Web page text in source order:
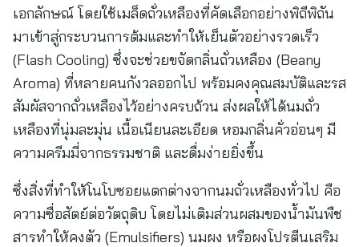
เอกลักษณ์ โดยใช้เมล็ดถั่วเหลืองที่คัดเลือกอย่างพิถีพิถัน
มาเข้าสู่กระบวนการต้มและทำให้เย็นตัวอย่างรวดเร็ว
(Flash Cooling) ซึ่งจะช่วยขจัดกลิ่นถั่วเหลือง (Beany
Aroma) ที่หลายคนกังวลออกไป พร้อมคงคุณสมบัติและรส
สัมผัสจากถั่วเหลืองไว้อย่างครบถ้วน ส่งผลให้ได้นมถั่ว
เหลืองที่นุ่มละมุ่น เนื้อเนียนละเอียด หอมกลิ่นคั่วอ่อนๆ มี
ความครีมมี่จากธรรมชาติ และดื่มง่ายยิ่งขึ้น
ซึ่งสิ่งที่ทำให้โนโบซอยแตกต่างจากนมถั่วเหลืองทั่วไป คือ
ความซื่อสัตย์ต่อวัตถุดิบ โดยไม่เติมส่วนผสมของน้ำมันพืช
สารทำให้คงตัว (Emulsifiers) นมผง หรือผงโปรตีนเสริม